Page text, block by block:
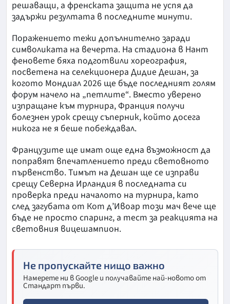
решаващи, а френската защита не успя да
задържи резултата в последните минути.
Поражението тежи допълнително заради
символиката на вечерта. На стадиона в Нант
феновете бяха подготвили хореография,
посветена на селекционера Дидие Дешан, за
когото Мондиал 2026 ще бъде последният голям
форум начело на „петлите“. Вместо уверено
изпращане към турнира, Франция получи
болезнен урок срещу съперник, който досега
никога не я беше побеждавал.
Французите ще имат още една възможност да
поправят впечатлението преди световното
първенство. Тимът на Дешан ще се изправи
срещу Северна Ирландия в последната си
проверка преди началото на турнира, като
след загубата от Кот д’Ивоар този мач вече ще
бъде не просто спаринг, а тест за реакцията на
световния вицешампион.
Не пропускайте нищо важно
Намерете ни в Google и получавайте най-новото от
Стандарт първи.